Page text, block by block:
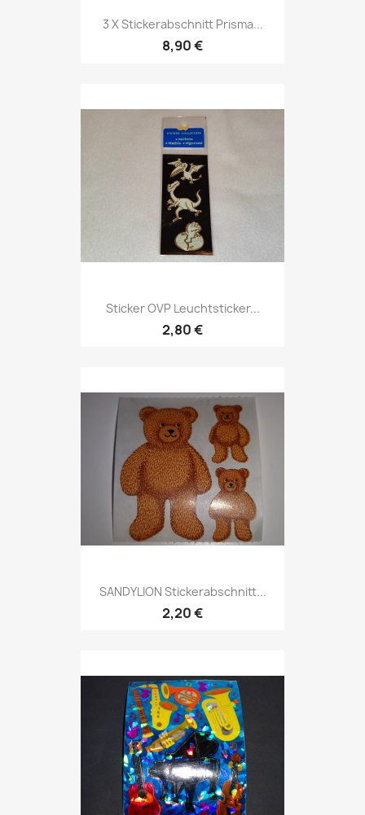
3 X Stickerabschnitt Prisma...
8,90 €
Sticker OVP Leuchtsticker...
2,80 €
SANDYLION Stickerabschnitt...
2,20 €